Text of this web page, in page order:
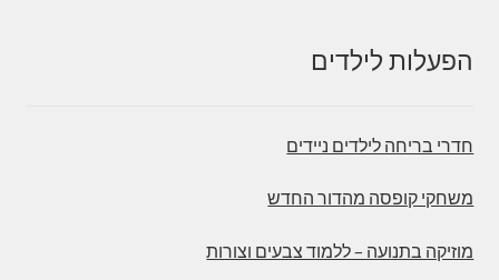
הפעלות לילדים
חדרי בריחה לילדים ניידים
משחקי קופסה מהדור החדש
מוזיקה בתנועה – ללמוד צבעים וצורות